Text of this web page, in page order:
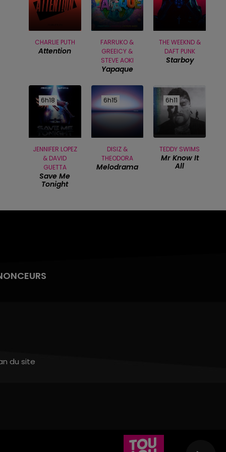
CHARLIE PUTH
Attention
FARRUKO &
GREEICY &
STEVE AOKI
Yapaque
THE WEEKND &
DAFT PUNK
Starboy
6h18
6h18
JENNIFER LOPEZ
& DAVID
GUETTA
Save Me
Tonight
6h15
6h15
DISIZ &
THEODORA
Melodrama
6h11
6h11
TEDDY SWIMS
Mr Know It
All
du site